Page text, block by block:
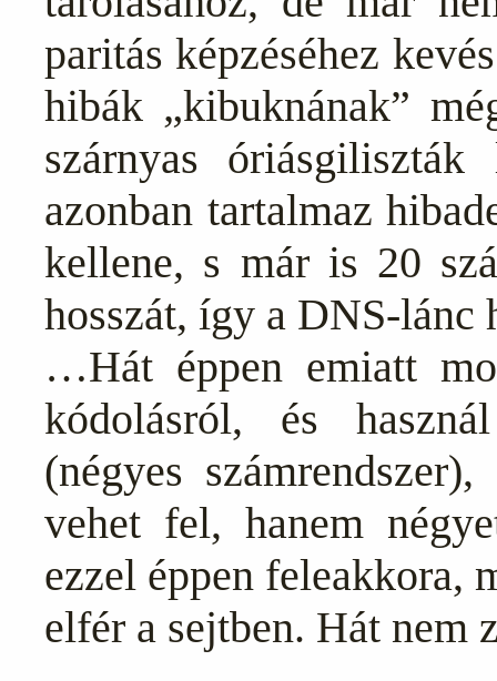
paritás képzéséhez
hibák „kibuknának”
szárnyas
azonban tartalmaz
kellene, s már is 20
hosszát, így a DNS-lánc
…Hát éppen emiatt
kódolásról, és
(négyes
vehet fel, hanem
ezzel éppen feleakkora,
elfér a sejtben. Hát nem